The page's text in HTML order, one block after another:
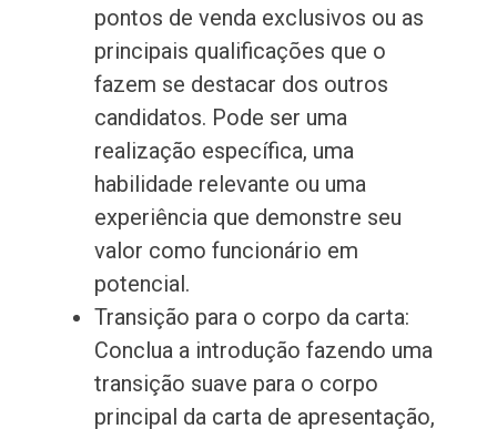
pontos de venda exclusivos ou as
principais qualificações que o
fazem se destacar dos outros
candidatos. Pode ser uma
realização específica, uma
habilidade relevante ou uma
experiência que demonstre seu
valor como funcionário em
potencial.
Transição para o corpo da carta:
Conclua a introdução fazendo uma
transição suave para o corpo
principal da carta de apresentação,